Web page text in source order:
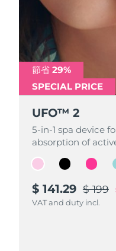
節省 29%
SPECIAL PRICE
UFO™ 2
5-in-1 spa device
absorption of
$ 141.29 $ 199
VAT and duty incl.
節省 29%
SPECIAL PRICE
UFO™ 2
5-in-1 spa device
absorption of
$ 141.29 $ 199
VAT and duty incl.
節省 29%
SPECIAL PRICE
UFO™ 2
5-in-1 spa device
absorption of
$ 141.29 $ 199
VAT and duty incl.
節省 29%
SPECIAL PRICE
UFO™ 2
5-in-1 spa device
absorption of
$ 141.29 $ 199
VAT and duty incl.